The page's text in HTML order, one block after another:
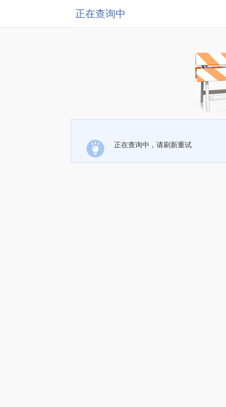
正在查询中
正在查询中，请刷新重试